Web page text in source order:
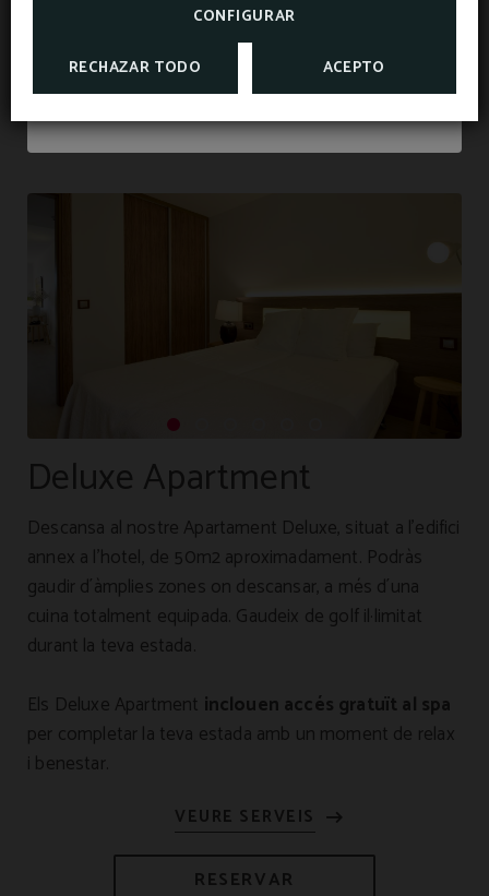
CONFIGURAR
RECHAZAR TODO ACEPTO
RESERVAR
Deluxe Apartment
Descansa al nostre Apartament Deluxe, situat a l'edifici
annex a l'hotel, de 50m2 aproximadament. Podràs
gaudir d´àmplies zones on descansar, a més d´una
cuina totalment equipada. Gaudeix de golf il·limitat
durant la teva estada.
Els Deluxe Apartment inclouen accés gratuït al spa
per completar la teva estada amb un moment de relax
i benestar.
RESERVAR
MÉS INFORMACIÓ